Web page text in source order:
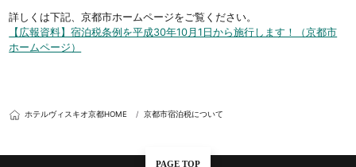
詳しくは下記、京都市ホームページをご覧ください。
【広報資料】宿泊税条例を平成30年10月1日から施行します！（京都市
ホームページ）
ホテルヴィスキオ京都HOME 京都市宿泊税について
PAGE TOP